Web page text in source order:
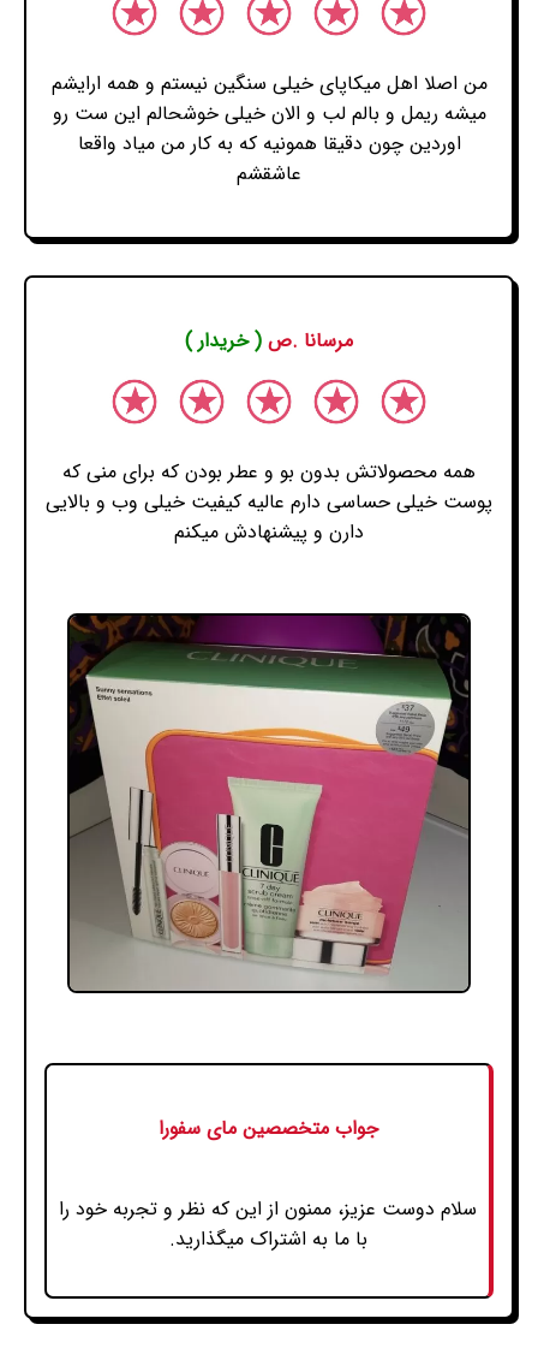
من اصلا اهل میکاپای خیلی سنگین نیستم و همه ارایشم
میشه ریمل و بالم لب و الان خیلی خوشحالم این ست رو
اوردین چون دقیقا همونیه که به کار من میاد واقعا
عاشقشم
مرسانا .ص ( خریدار )
همه محصولاتش بدون بو و عطر بودن که برای منی که
پوست خیلی حساسی دارم عالیه کیفیت خیلی وب و بالایی
دارن و پیشنهادش میکنم
جواب متخصصین مای سفورا
سلام دوست عزیز، ممنون از این که نظر و تجربه خود را
با ما به اشتراک میگذارید.